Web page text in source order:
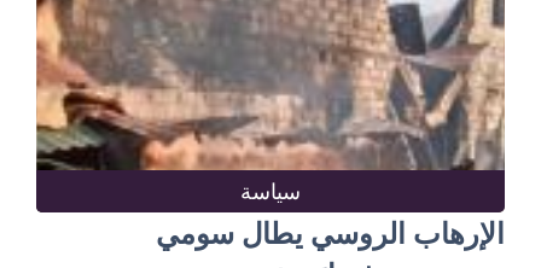
سياسة
الإرهاب الروسي يطال سومي